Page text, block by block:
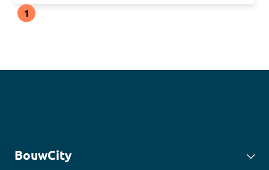
1
BouwCity